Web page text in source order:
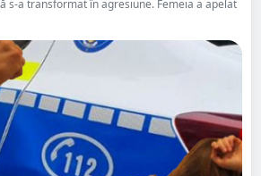
s-a transformat în agresiune. Femeia a apelat